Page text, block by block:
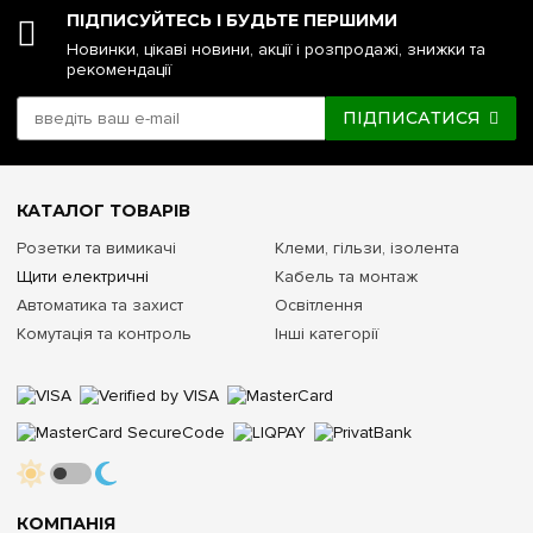
автоматів.
Комплектація шинами заземлення
Клемні колодки PE+N входять до комплекту постачання
Колір корпусу та тип дверцят
Сірий пластик (RAL 7035), дверцята прозорі
Сучасний індустріальний дизайн, стійкий до забруднень.
Клас захисту від зовнішніх середовищ
IP65 / IK07 (ударостійкість)
Повна пило- та водонепроникність. Стабільна робота в
ПІДПИСУЙТЕСЬ І БУДЬТЕ ПЕРШИМИ
Новинки, цікаві новини, акції і розпродажі, знижки та
рекомендації
ПІДПИСАТИСЯ
КОМПАНІЯ
КАТАЛОГ ТОВАРІВ
Розетки та вимикачі
Щити електричні
Автоматика та захист
Комутація та контроль
Клеми, гільзи, ізолента
Кабель та монтаж
Освітлення
Інші категорії